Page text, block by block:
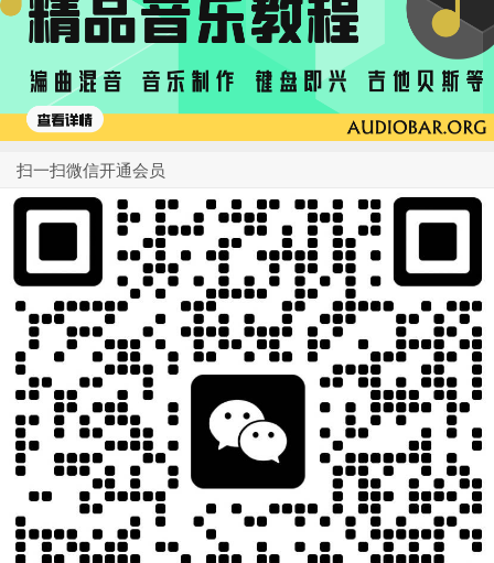
扫一扫微信开通会员